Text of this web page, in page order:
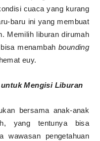
cuaca yang kurang
baru ini yang membuat
Memilih liburan dirumah
menambah bounding
euy.
Mengisi Liburan
bersama anak-anak
yang tentunya bisa
wawasan pengetahuan